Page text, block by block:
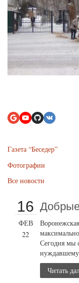
Газета “Беседер”
Фотографии
Все новости
16
ФЕВ
22
Сегодня мы
Читать